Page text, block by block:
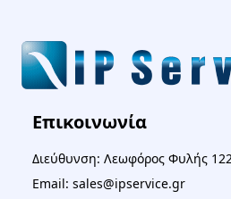
Επικοινωνία
Διεύθυνση: Λεωφόρος Φυλής
Email: sales@ipservice.gr